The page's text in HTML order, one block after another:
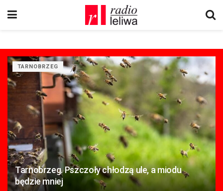
TARNOBRZEG
Tarnobrzeg. Pszczoły chłodzą ule, a miodu
będzie mniej